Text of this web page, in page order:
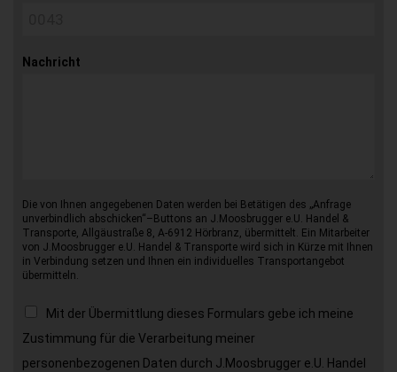
Nachricht
Die von Ihnen angegebenen Daten werden bei Betätigen des „Anfrage
unverbindlich abschicken“–Buttons an J.Moosbrugger e.U. Handel &
Transporte, Allgäustraße 8, A-6912 Hörbranz, übermittelt. Ein Mitarbeiter
von J.Moosbrugger e.U. Handel & Transporte wird sich in Kürze mit Ihnen
in Verbindung setzen und Ihnen ein individuelles Transportangebot
übermitteln.
Mit der Übermittlung dieses Formulars gebe ich meine
Zustimmung für die Verarbeitung meiner
personenbezogenen Daten durch J.Moosbrugger e.U. Handel